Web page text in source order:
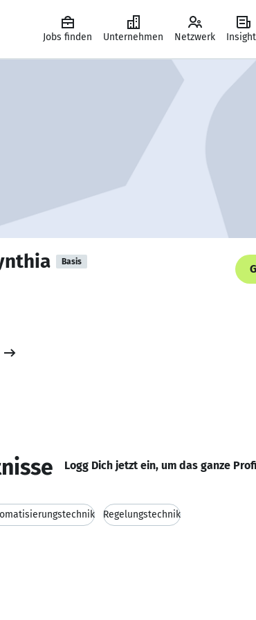
Jobs finden Unternehmen Netzwerk
Basis
Logg Dich jetzt ein, um das ganze
Regelungstechnik